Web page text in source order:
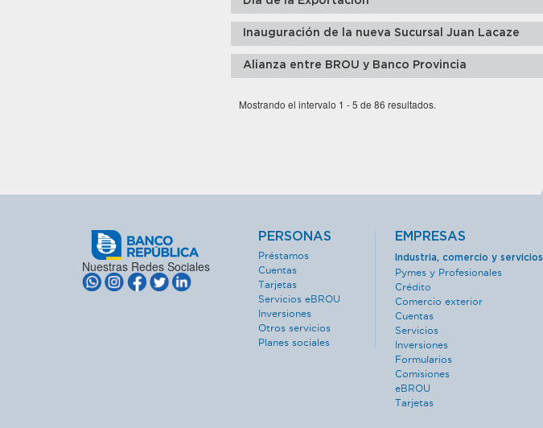
Inauguración de la nueva Sucursal Juan Lacaze
Alianza entre BROU y Banco Provincia
Mostrando el intervalo 1 - 5 de 86 resultados.
Nuestras Redes Sociales
PERSONAS
Préstamos
Cuentas
Tarjetas
Servicios eBROU
Inversiones
Otros servicios
Planes sociales
EMPRESAS
Industria, comercio y servicios
Pymes y Profesionales
Crédito
Comercio exterior
Cuentas
Servicios
Inversiones
Formularios
Comisiones
eBROU
Tarjetas